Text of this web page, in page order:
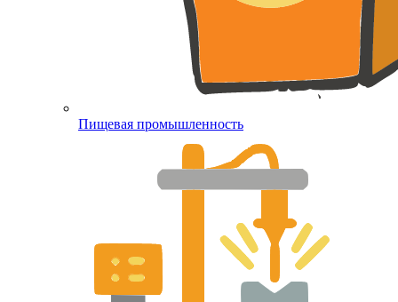
Пищевая промышленность